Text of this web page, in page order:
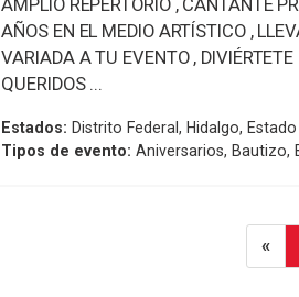
AMPLIO REPERTORIO , CANTANTE
AÑOS EN EL MEDIO ARTÍSTICO ,
VARIADA A TU EVENTO ,
QUERIDOS ...
Estados: Distrito Federal, Hidalgo,
Tipos de evento: Aniversarios, Bautizo,
«